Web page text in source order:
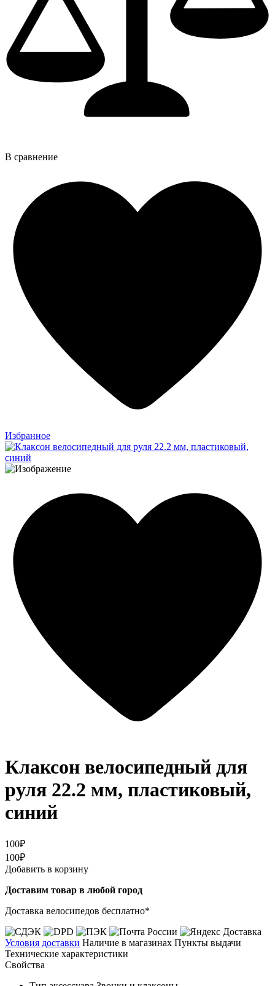
В сравнение
Избранное
Клаксон велосипедный для
руля 22.2 мм, пластиковый,
синий
100₽
100₽
Добавить в корзину
Доставим товар в любой город
Доставка велосипедов бесплатно*
Условия доставки Наличие в магазинах Пункты выдачи
Технические характеристики
Свойства